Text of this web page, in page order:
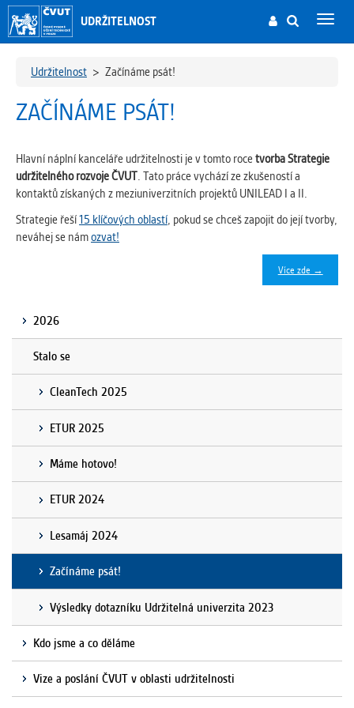
Toggle
UDRŽITELNOST
Udržitelnost > Začínáme psát!
ZAČÍNÁME PSÁT!
Hlavní náplní kanceláře udržitelnosti je v tomto roce tvorba Strategie
udržitelného rozvoje ČVUT. Tato práce vychází ze zkušeností a
kontaktů získaných z meziuniverzitních projektů UNILEAD I a II.
Strategie řeší15 klíčových oblastí, pokud se chceš zapojit do její tvorby,
neváhej se námozvat!
Více zde →
2026
Stalo se
CleanTech 2025
ETUR 2025
Máme hotovo!
ETUR 2024
Lesamáj 2024
Začínáme psát!
Výsledky dotazníku Udržitelná univerzita 2023
Kdo jsme a co děláme
Vize a poslání ČVUT v oblasti udržitelnosti